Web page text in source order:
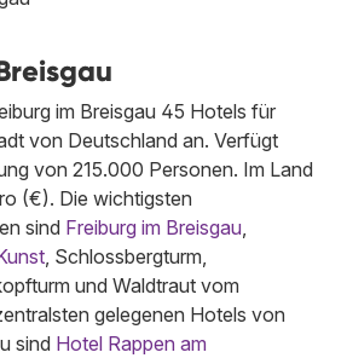
im Breisgau 45 Hotels für
von Deutschland an. Verfügt
von 215.000 Personen. Im Land
(€). Die wichtigsten
sind Freiburg im Breisgau,
, Schlossbergturm,
und Waldtraut vom
gelegenen Hotels von
sind Hotel Rappen am